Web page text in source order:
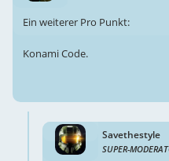
Ein weiterer Pro Punkt:
Konami Code.
Savethestyle
SUPER-